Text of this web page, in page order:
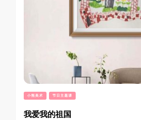
小熊美术 节日主题课
我爱我的祖国